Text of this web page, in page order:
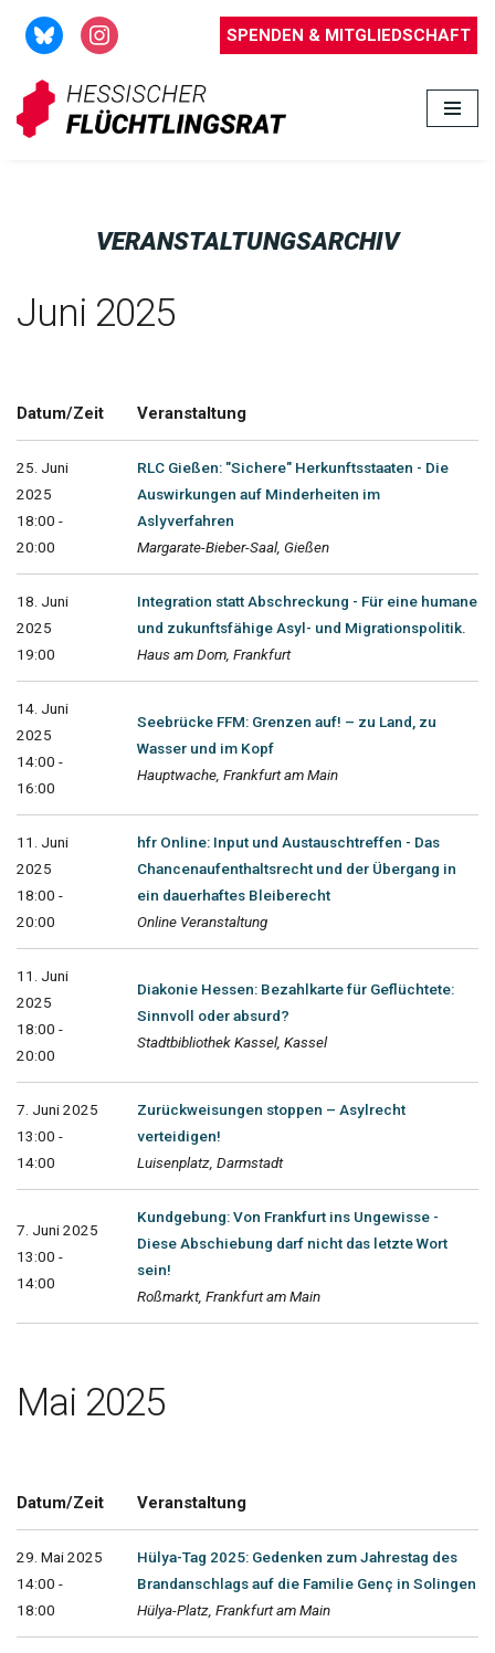
Zum
Inhalt
springen
SPENDEN & MITGLIEDSCHAFT
VERANSTALTUNGSARCHIV
Juni 2025
Datum/Zeit Veranstaltung
25. Juni
2025
18:00 -
20:00
RLC Gießen: "Sichere" Herkunftsstaaten - Die
Auswirkungen auf Minderheiten im
Aslyverfahren
Margarate-Bieber-Saal, Gießen
18. Juni
2025
19:00
Integration statt Abschreckung - Für eine humane
und zukunftsfähige Asyl- und Migrationspolitik.
Haus am Dom, Frankfurt
14. Juni
2025
14:00 -
16:00
Seebrücke FFM: Grenzen auf! – zu Land, zu
Wasser und im Kopf
Hauptwache, Frankfurt am Main
11. Juni
2025
18:00 -
20:00
hfr Online: Input und Austauschtreffen - Das
Chancenaufenthaltsrecht und der Übergang in
ein dauerhaftes Bleiberecht
Online Veranstaltung
11. Juni
2025
18:00 -
20:00
Diakonie Hessen: Bezahlkarte für Geflüchtete:
Sinnvoll oder absurd?
Stadtbibliothek Kassel, Kassel
7. Juni 2025
13:00 -
14:00
Zurückweisungen stoppen – Asylrecht
verteidigen!
Luisenplatz, Darmstadt
7. Juni 2025
13:00 -
14:00
Kundgebung: Von Frankfurt ins Ungewisse -
Diese Abschiebung darf nicht das letzte Wort
sein!
Roßmarkt, Frankfurt am Main
Mai 2025
Datum/Zeit Veranstaltung
29. Mai 2025
14:00 -
18:00
Hülya-Tag 2025: Gedenken zum Jahrestag des
Brandanschlags auf die Familie Genç in Solingen
Hülya-Platz, Frankfurt am Main